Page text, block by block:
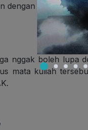
dengan mudah di
nggak boleh lupa
mata kuliah